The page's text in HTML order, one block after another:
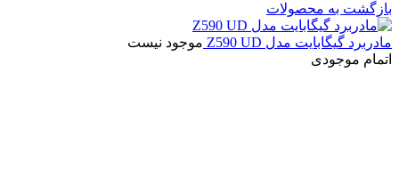
بازگشت به محصولات
مادربرد گیگابایت مدل Z590 UD
موجود نیست
اتمام موجودی